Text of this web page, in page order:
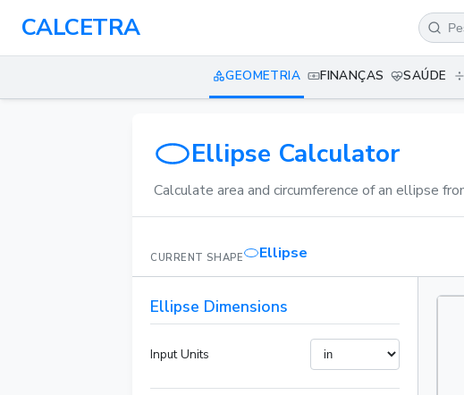
CALCETRA
GEOMETRIA FINANÇAS SAÚDE
Ellipse Calculator
Calculate area and circumference of an ellipse
CURRENT SHAPE Ellipse
Ellipse Dimensions
Input Units